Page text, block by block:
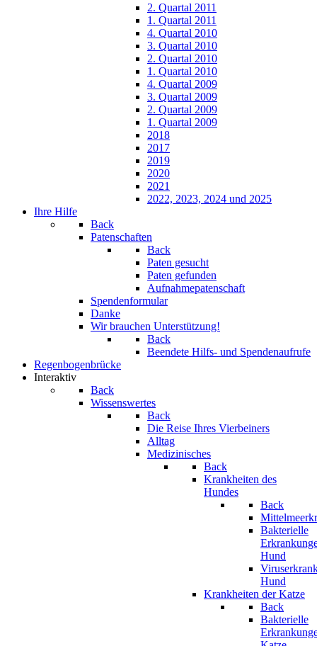
2. Quartal 2011
1. Quartal 2011
4. Quartal 2010
3. Quartal 2010
2. Quartal 2010
1. Quartal 2010
4. Quartal 2009
3. Quartal 2009
2. Quartal 2009
1. Quartal 2009
2018
2017
2019
2020
2021
2022, 2023, 2024 und 2025
Ihre Hilfe
Back
Patenschaften
Back
Paten gesucht
Paten gefunden
Aufnahmepatenschaft
Spendenformular
Danke
Wir brauchen Unterstützung!
Back
Beendete Hilfs- und Spendenaufrufe
Regenbogenbrücke
Interaktiv
Back
Wissenswertes
Back
Die Reise Ihres Vierbeiners
Alltag
Medizinisches
Back
Krankheiten des
Hundes
Back
Bakterielle
Hund
Hund
Krankheiten der Katze
Back
Bakterielle